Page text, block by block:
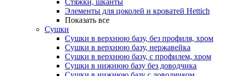
Стяжки, шканты
Элементы для цоколей и кроватей Hettich
Показать все
Сушки
Сушки в верхнюю базу, без профиля, хром
Сушки в верхнюю базу, нержавейка
Сушки в верхнюю базу, с профилем, хром
Сушки в нижнюю базу без доводчика